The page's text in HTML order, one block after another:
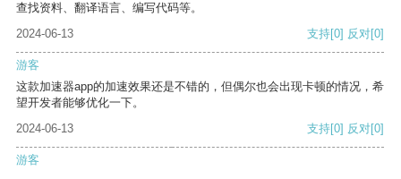
查找资料、翻译语言、编写代码等。
2024-06-13
支持[0] 反对[0]
游客
这款加速器app的加速效果还是不错的，但偶尔也会出现卡顿的情况，希
望开发者能够优化一下。
2024-06-13
支持[0] 反对[0]
游客